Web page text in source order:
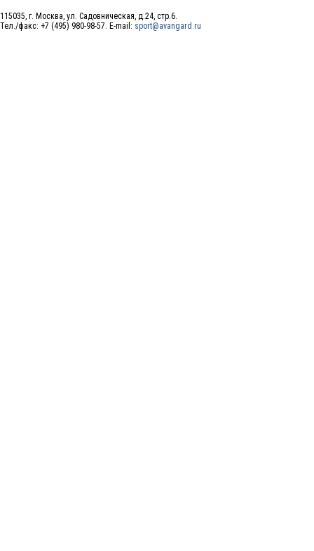
115035, г. Москва, ул. Садовническая, д.24, стр.6.
Тел./факс: +7 (495) 980-98-57. E-mail: sport@avangard.ru